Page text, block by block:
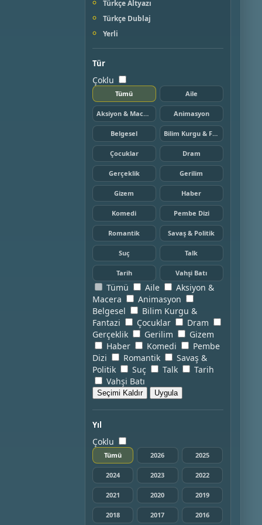
Türkçe Altyazı
Türkçe Dublaj
Yerli
Tür
Çoklu
Tümü Aile
Aksiyon & Macera Animasyon
Belgesel Bilim Kurgu & Fantazi
Çocuklar Dram
Gerçeklik Gerilim
Gizem Haber
Komedi Pembe Dizi
Romantik Savaş & Politik
Suç Talk
Tarih Vahşi Batı
Tümü Aile
Aksiyon &
Macera
Animasyon
Belgesel
Bilim Kurgu &
Fantazi
Çocuklar
Dram
Gerçeklik
Gerilim
Gizem
Haber
Komedi
Pembe
Dizi
Romantik
Savaş &
Politik
Suç Talk
Tarih
Vahşi Batı
Seçimi Kaldır Uygula
Yıl
Çoklu
Tümü 2026 2025
2024 2023 2022
2021 2020 2019
2018 2017 2016